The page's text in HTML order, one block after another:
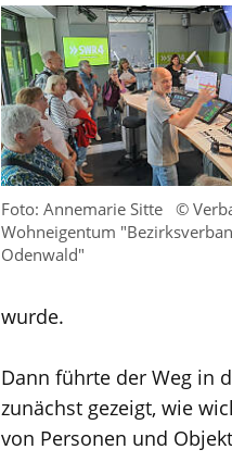
Foto: Annemarie Sitte ©
Wohneigentum
Odenwald"
wurde.
Dann führte der Weg in
zunächst gezeigt, wie
von Personen und